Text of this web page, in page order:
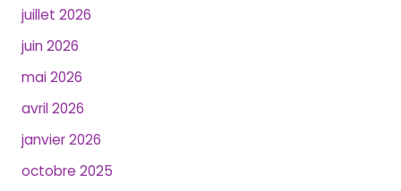
juillet 2026
juin 2026
mai 2026
avril 2026
janvier 2026
octobre 2025